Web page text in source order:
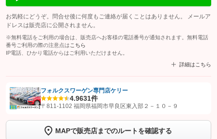
お気軽にどうぞ。問合せ後に何度もご連絡が届くことはありません。 メールア
ドレスは販売店に公開されません。
※無料電話をご利用の場合は、販売店へお客様の電話番号が通知されます。無料電話
番号ご利用の際の注意点は こちら
IP電話、ひかり電話からはご利用いただけません。
詳細はこちら
【STEP1】認証画面でグーネットを友だち追加してから「許可する」ボタンを押
トーク画面で
ボタンをタップして問い合わせを
フォルクスワーゲン専門店ケリー
4.9631件
〒811-1102 福岡県福岡市早良区東入部２－１０－９
MAPで販売店までのルートを確認する